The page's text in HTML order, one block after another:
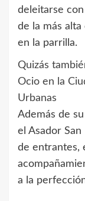
deleitarse
de la más
en la parrilla.
Quizás
Ocio en la
Urbanas
Además de
el Asador
de entrantes,
a la